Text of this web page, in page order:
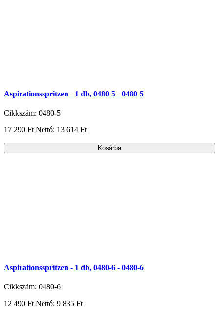
Aspirationsspritzen - 1 db, 0480-5 - 0480-5
Cikkszám: 0480-5
17 290 Ft Nettó: 13 614 Ft
Kosárba
Aspirationsspritzen - 1 db, 0480-6 - 0480-6
Cikkszám: 0480-6
12 490 FtNettó: 9 835 Ft